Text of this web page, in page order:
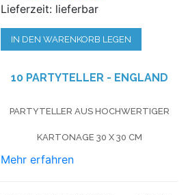
Lieferzeit: lieferbar
IN DEN WARENKORB LEGEN
10 PARTYTELLER - ENGLAND
PARTYTELLER AUS HOCHWERTIGER
KARTONAGE 30 X 30 CM
Mehr erfahren